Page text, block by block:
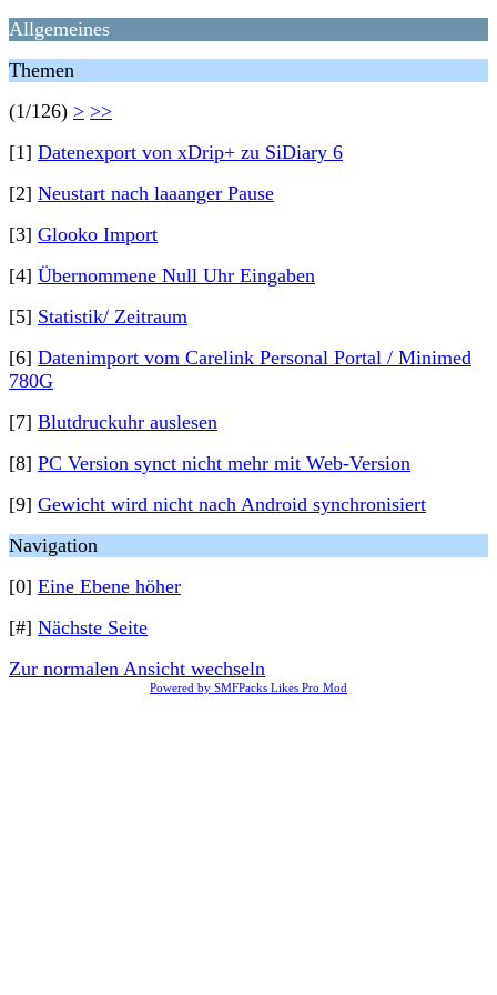
Allgemeines
Themen
(1/126) > >>
[1] Datenexport von xDrip+ zu SiDiary 6
[2] Neustart nach laaanger Pause
[3] Glooko Import
[4] Übernommene Null Uhr Eingaben
[5] Statistik/ Zeitraum
[6] Datenimport vom Carelink Personal Portal / Minimed
780G
[7] Blutdruckuhr auslesen
[8] PC Version synct nicht mehr mit Web-Version
[9] Gewicht wird nicht nach Android synchronisiert
Navigation
[0] Eine Ebene höher
[#] Nächste Seite
Zur normalen Ansicht wechseln
Powered by SMFPacks Likes Pro Mod